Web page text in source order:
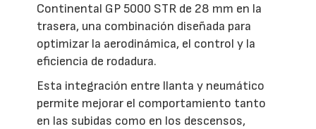
Continental GP 5000 STR de 28 mm en la
trasera, una combinación diseñada para
optimizar la aerodinámica, el control y la
eficiencia de rodadura.
Esta integración entre llanta y neumático
permite mejorar el comportamiento tanto
en las subidas como en los descensos,